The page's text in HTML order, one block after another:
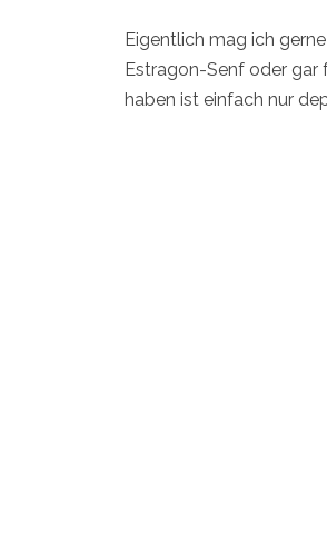
Eigentlich mag ich
Estragon-Senf oder gar
haben ist einfach nur